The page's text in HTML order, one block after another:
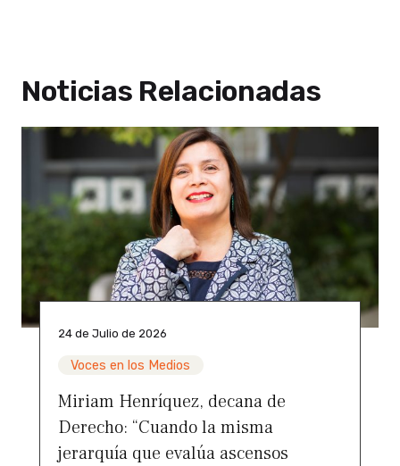
Noticias Relacionadas
24 de Julio de 2026
Voces en los Medios
Miriam Henríquez, decana de
Derecho: “Cuando la misma
jerarquía que evalúa ascensos